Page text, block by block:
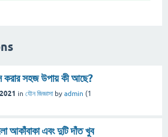
করার সহজ উপায় কী আছে?
in যৌন জিজ্ঞাসা by admin (1
আকাঁবাকা এবং দুটি দাঁত খুব